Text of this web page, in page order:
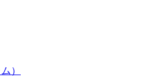
）